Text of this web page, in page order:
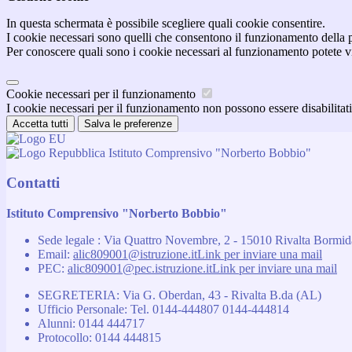
In questa schermata è possibile scegliere quali cookie consentire.
I cookie necessari sono quelli che consentono il funzionamento
Per conoscere quali sono i cookie necessari al funzionamento potete
Cookie necessari per il funzionamento
I cookie necessari per il funzionamento non possono essere
Accetta tutti Salva le preferenze
Istituto Comprensivo "Norberto Bobbio"
Contatti
Istituto Comprensivo "Norberto Bobbio"
Sede legale : Via Quattro Novembre, 2 - 15010 Rivalta
Email: alic809001@istruzione.itLink per inviare una mail
PEC: alic809001@pec.istruzione.itLink per inviare una mail
SEGRETERIA: Via G. Oberdan, 43 - Rivalta B.da (AL)
Ufficio Personale: Tel. 0144-444807 0144-444814
Alunni: 0144 444717
Protocollo: 0144 444815